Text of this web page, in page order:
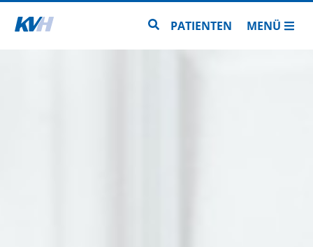
Zur Startseite Zur Seitensuche
PATIENTEN MENÜ